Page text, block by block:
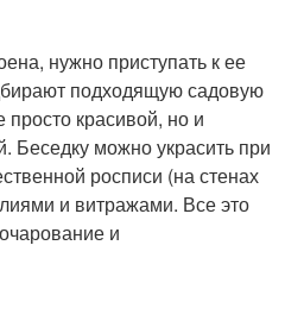
нужно приступать к ее
подходящую садовую
красивой, но и
Беседку можно украсить при
росписи (на стенах
и витражами. Все это
и